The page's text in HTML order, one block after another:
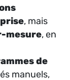
, mais
mesure, en
de
manuels,